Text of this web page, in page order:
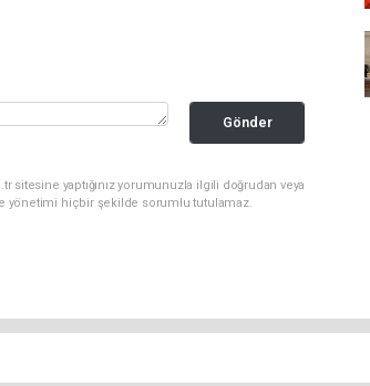
Gönder
sitesine yaptığınız yorumunuzla ilgili doğrudan veya
yönetimi hiçbir şekilde sorumlu tutulamaz.